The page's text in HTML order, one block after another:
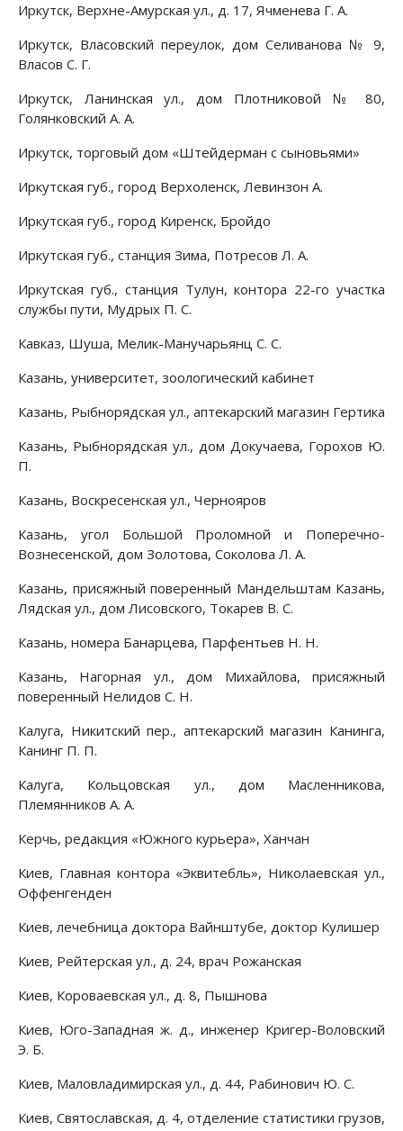
Иркутск, Верхне-Амурская ул., д. 17, Ячменева Г. А.
Иркутск, Власовский переулок, дом Селиванова № 9,
Власов С. Г.
Иркутск, Ланинская ул., дом Плотниковой № 80,
Голянковский А. А.
Иркутск, торговый дом «Штейдерман с сыновьями»
Иркутская губ., город Верхоленск, Левинзон А.
Иркутская губ., город Киренск, Бройдо
Иркутская губ., станция Зима, Потресов Л. А.
Иркутская губ., станция Тулун, контора 22-го участка
службы пути, Мудрых П. С.
Кавказ, Шуша, Мелик-Манучарьянц С. С.
Казань, университет, зоологический кабинет
Казань, Рыбнорядская ул., аптекарский магазин Гертика
Казань, Рыбнорядская ул., дом Докучаева, Горохов Ю.
П.
Казань, Воскресенская ул., Чернояров
Казань, угол Большой Проломной и Поперечно-
Вознесенской, дом Золотова, Соколова Л. А.
Казань, присяжный поверенный Мандельштам Казань,
Лядская ул., дом Лисовского, Токарев В. С.
Казань, номера Банарцева, Парфентьев Н. Н.
Казань, Нагорная ул., дом Михайлова, присяжный
поверенный Нелидов С. Н.
Калуга, Никитский пер., аптекарский магазин Канинга,
Канинг П. П.
Калуга, Кольцовская ул., дом Масленникова,
Племянников А. А.
Керчь, редакция «Южного курьера», Ханчан
Киев, Главная контора «Эквитебль», Николаевская ул.,
Оффенгенден
Киев, лечебница доктора Вайнштубе, доктор Кулишер
Киев, Рейтерская ул., д. 24, врач Рожанская
Киев, Короваевская ул., д. 8, Пышнова
Киев, Юго-Западная ж. д., инженер Кригер-Воловский
Э. Б.
Киев, Маловладимирская ул., д. 44, Рабинович Ю. С.
Киев, Святославская, д. 4, отделение статистики грузов,